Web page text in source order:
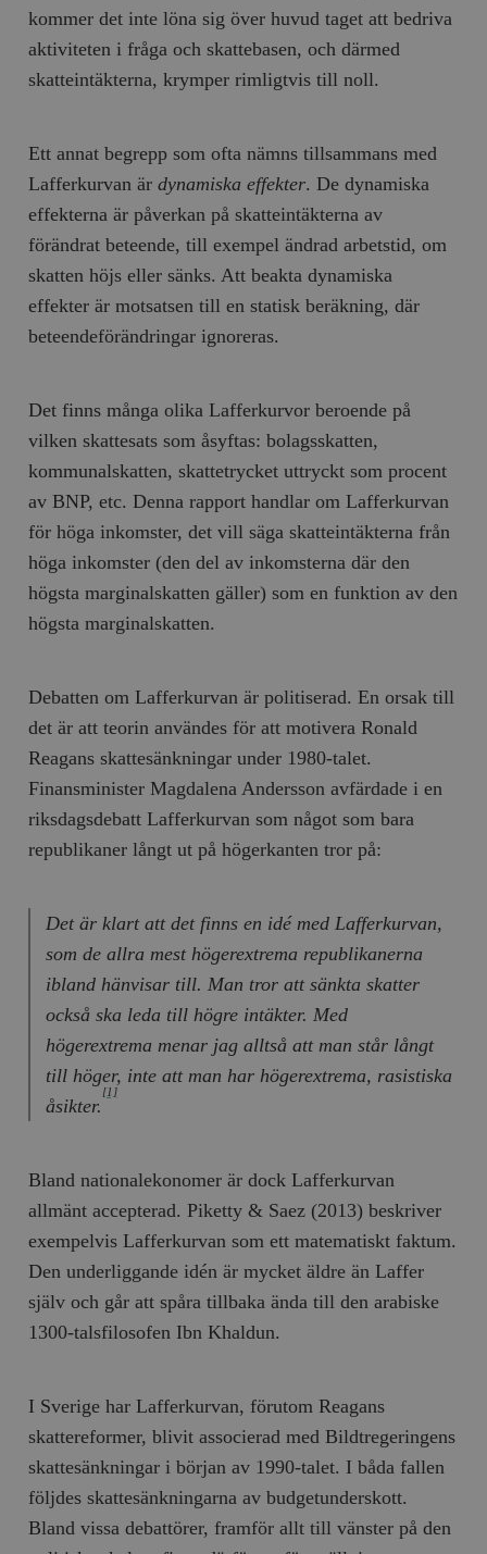
kommer det inte löna sig över huvud taget att bedriva
aktiviteten i fråga och skattebasen, och därmed
skatteintäkterna, krymper rimligtvis till noll.
Ett annat begrepp som ofta nämns tillsammans med
Lafferkurvan ärdynamiska effekter. De dynamiska
effekterna är påverkan på skatteintäkterna av
förändrat beteende, till exempel ändrad arbetstid, om
skatten höjs eller sänks. Att beakta dynamiska
effekter är motsatsen till en statisk beräkning, där
beteendeförändringar ignoreras.
Det finns många olika Lafferkurvor beroende på
vilken skattesats som åsyftas: bolagsskatten,
kommunalskatten, skattetrycket uttryckt som procent
av BNP, etc. Denna rapport handlar om Lafferkurvan
för höga inkomster, det vill säga skatteintäkterna från
höga inkomster (den del av inkomsterna där den
högsta marginalskatten gäller) som en funktion av den
högsta marginalskatten.
Debatten om Lafferkurvan är politiserad. En orsak till
det är att teorin användes för att motivera Ronald
Reagans skattesänkningar under 1980-talet.
Finansminister Magdalena Andersson avfärdade i en
riksdagsdebatt Lafferkurvan som något som bara
republikaner långt ut på högerkanten tror på:
Det är klart att det finns en idé med Lafferkurvan,
som de allra mest högerextrema republikanerna
ibland hänvisar till. Man tror att sänkta skatter
också ska leda till högre intäkter. Med
högerextrema menar jag alltså att man står långt
till höger, inte att man har högerextrema, rasistiska
åsikter.
[1]
Bland nationalekonomer är dock Lafferkurvan
allmänt accepterad. Piketty & Saez (2013) beskriver
exempelvis Lafferkurvan som ett matematiskt faktum.
Den underliggande idén är mycket äldre än Laffer
själv och går att spåra tillbaka ända till den arabiske
1300-talsfilosofen Ibn Khaldun.
I Sverige har Lafferkurvan, förutom Reagans
skattereformer, blivit associerad med Bildtregeringens
skattesänkningar i början av 1990-talet. I båda fallen
följdes skattesänkningarna av budgetunderskott.
Bland vissa debattörer, framför allt till vänster på den